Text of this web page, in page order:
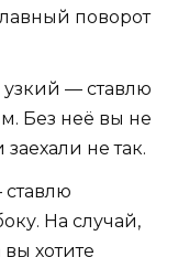
поворот
— ставлю
Без неё вы не
не так.
ставлю
На случай,
вы хотите